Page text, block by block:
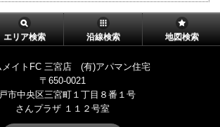
エリア検索 沿線検索 地図検索
メイトFC 三宮店 (有)アパマン住宅
〒650-0021
市中央区三宮町１丁目８番１号
さんプラザ １１２号室